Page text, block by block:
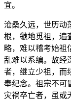
宜。
沧桑久远，世历动
根，虢地觅祖，遍
略，难以稽考始祖
乱难以系编。故经
者，继立少祖，而
奉纪念。祖宗不可
灾祸卒亡者，虽或